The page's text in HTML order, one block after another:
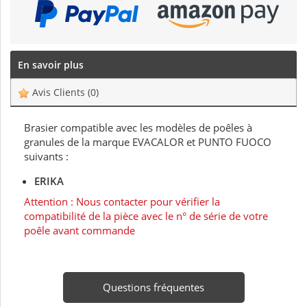
En savoir plus
Avis Clients (0)
Brasier compatible avec les modèles de poêles à
granules de la marque EVACALOR et PUNTO FUOCO
suivants :
ERIKA
Attention : Nous contacter pour vérifier la
compatibilité de la pièce avec le n° de série de votre
poêle avant commande
Questions fréquentes